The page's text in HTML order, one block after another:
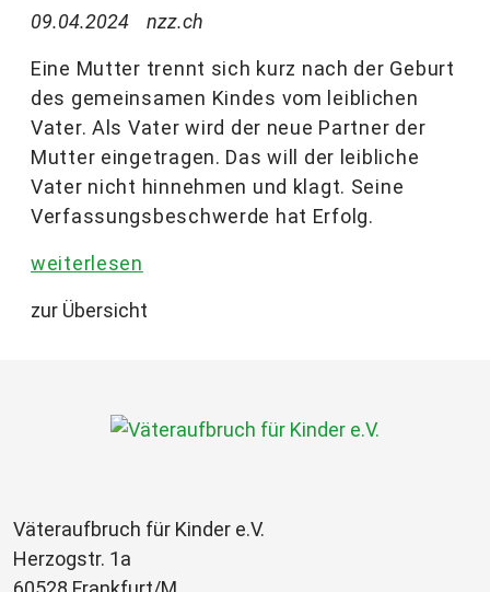
09.04.2024 nzz.ch
Eine Mutter trennt sich kurz nach der Geburt
des gemeinsamen Kindes vom leiblichen
Vater. Als Vater wird der neue Partner der
Mutter eingetragen. Das will der leibliche
Vater nicht hinnehmen und klagt. Seine
Verfassungsbeschwerde hat Erfolg.
weiterlesen
zur Übersicht
Väteraufbruch für Kinder e.V.
Herzogstr. 1a